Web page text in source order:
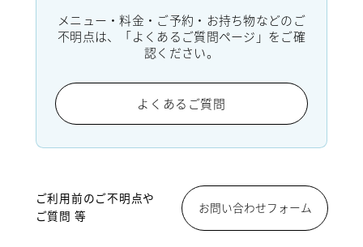
メニュー・料金・ご予約・お持ち物などのご
不明点は、「よくあるご質問ページ」をご確
認ください。
よくあるご質問
ご利用前のご不明点や
ご質問 等
お問い合わせフォーム